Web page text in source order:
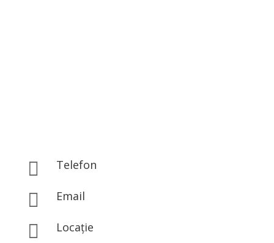
 Telefon
 Email
 Locație